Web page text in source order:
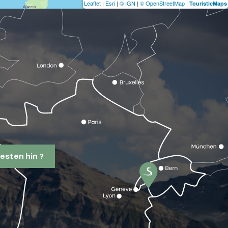
Leaflet | Esri | © IGN | © OpenStreetMap | TouristicMaps
hin ?